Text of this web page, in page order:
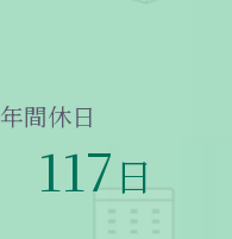
年間休日
117日